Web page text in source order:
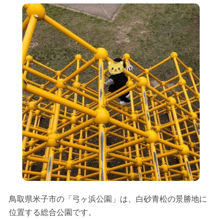
鳥取県米子市の「弓ヶ浜公園」は、白砂青松の景勝地に
位置する総合公園です。